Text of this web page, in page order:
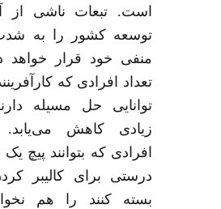
است. تبعات ناشی از
توسعه کشور را به
منفی خود قرار خواهد
تعداد افرادی که
توانایی حل مسیله
زیادی کاهش می‌یابد.
افرادی که بتوانند پیچ
درستی برای کالیبر
بسته کنند را هم